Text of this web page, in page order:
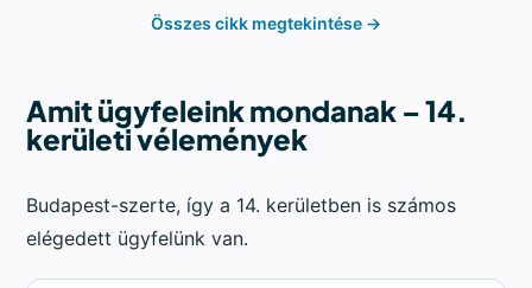
Összes cikk megtekintése →
Amit ügyfeleink mondanak – 14.
kerületi vélemények
Budapest-szerte, így a 14. kerületben is számos
elégedett ügyfelünk van.